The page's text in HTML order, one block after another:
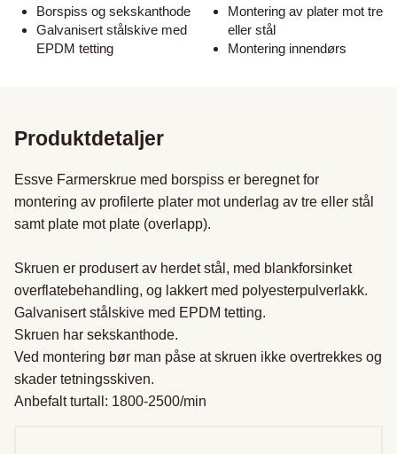
Borspiss og sekskanthode
Galvanisert stålskive med
EPDM tetting
Montering av plater mot tre
eller stål
Montering innendørs
Produktdetaljer
Essve Farmerskrue med borspiss er beregnet for
montering av profilerte plater mot underlag av tre eller stål
samt plate mot plate (overlapp).
Skruen er produsert av herdet stål, med blankforsinket
overflatebehandling, og lakkert med polyesterpulverlakk.
Galvanisert stålskive med EPDM tetting.
Skruen har sekskanthode.
Ved montering bør man påse at skruen ikke overtrekkes og
skader tetningsskiven.
Anbefalt turtall: 1800-2500/min